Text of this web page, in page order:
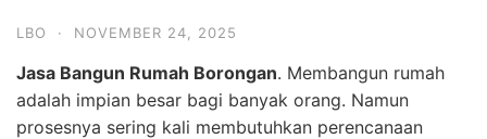
LBO · NOVEMBER 24, 2025
Jasa Bangun Rumah Borongan. Membangun rumah
adalah impian besar bagi banyak orang. Namun
prosesnya sering kali membutuhkan perencanaan